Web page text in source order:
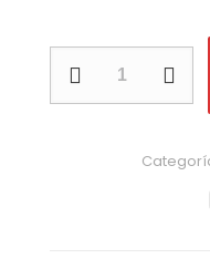
VELADOR
DE